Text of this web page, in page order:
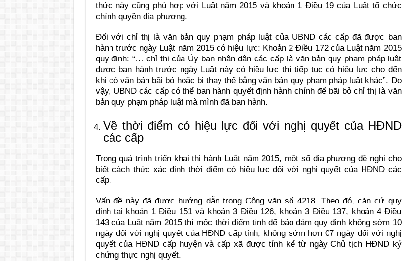
thức này cũng phù hợp với Luật năm 2015 và khoản 1 Điều 19 của Luật tổ chức
chính quyền địa phương.
Đối với chỉ thị là văn bản quy phạm pháp luật của UBND các cấp đã được ban
hành trước ngày Luật năm 2015 có hiệu lực: Khoản 2 Điều 172 của Luật năm 2015
quy định: “… chỉ thị của Ủy ban nhân dân các cấp là văn bản quy phạm pháp luật
được ban hành trước ngày Luật này có hiệu lực thì tiếp tục có hiệu lực cho đến
khi có văn bản bãi bỏ hoặc bị thay thế bằng văn bản quy phạm pháp luật khác”. Do
vậy, UBND các cấp có thể ban hành quyết định hành chính để bãi bỏ chỉ thị là văn
bản quy phạm pháp luật mà mình đã ban hành.
Về thời điểm có hiệu lực đối với nghị quyết của HĐND
các cấp
Trong quá trình triển khai thi hành Luật năm 2015, một số địa phương đề nghị cho
biết cách thức xác định thời điểm có hiệu lực đối với nghị quyết của HĐND các
cấp.
Vấn đề này đã được hướng dẫn trong Công văn số 4218. Theo đó, căn cứ quy
định tại khoản 1 Điều 151 và khoản 3 Điều 126, khoản 3 Điều 137, khoản 4 Điều
143 của Luật năm 2015 thì mốc thời điểm tính để bảo đảm quy định không sớm 10
ngày đối với nghị quyết của HĐND cấp tỉnh; không sớm hơn 07 ngày đối với nghị
quyết của HĐND cấp huyện và cấp xã được tính kể từ ngày Chủ tịch HĐND ký
chứng thực nghị quyết.